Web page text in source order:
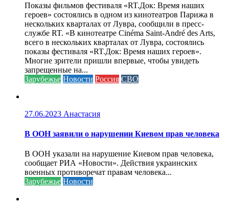
Показы фильмов фестиваля «RT.Док: Время наших
героев» состоялись в одном из кинотеатров Парижа в
нескольких кварталах от Лувра, сообщили в пресс-
службе RT. «В кинотеатре Cinéma Saint-André des Arts,
всего в нескольких кварталах от Лувра, состоялись
показы фестиваля «RT.Док: Время наших героев».
Многие зрители пришли впервые, чтобы увидеть
запрещенные на...
Зарубежье Новости Россия СВО
27.06.2023 Анастасия
В ООН заявили о нарушении Киевом прав человека
В ООН указали на нарушение Киевом прав человека,
сообщает РИА «Новости». Действия украинских
военных противоречат правам человека...
Зарубежье Новости